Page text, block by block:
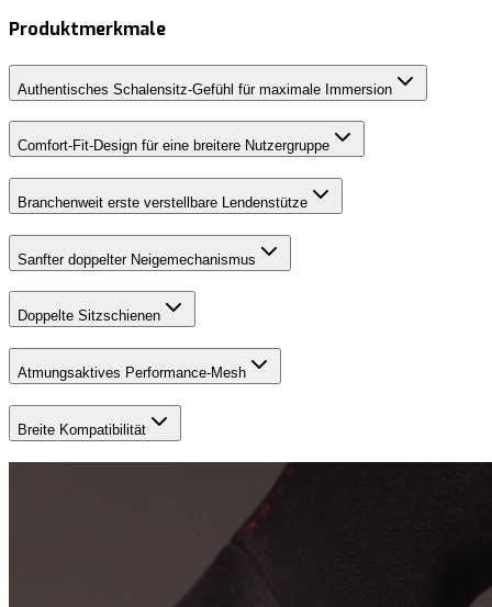
Produktmerkmale
Authentisches Schalensitz-Gefühl für maximale Immersion
Comfort-Fit-Design für eine breitere Nutzergruppe
Branchenweit erste verstellbare Lendenstütze
Sanfter doppelter Neigemechanismus
Doppelte Sitzschienen
Atmungsaktives Performance-Mesh
Breite Kompatibilität